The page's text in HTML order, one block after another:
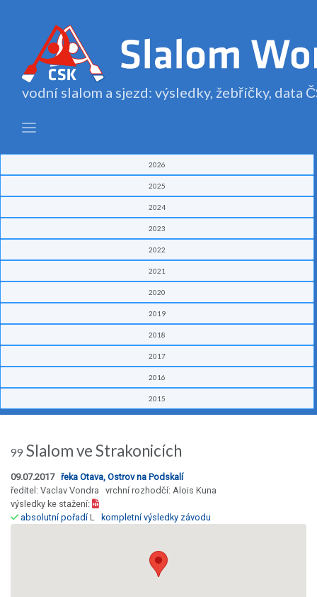
vodní slalom a sjezd: výsledky, žebříčky, data
2026
2025
2024
2023
2022
2021
2020
2019
2018
2017
2016
2015
99 Slalom ve Strakonicích
09.07.2017 řeka Otava, Ostrov na Podskalí
ředitel: Vaclav Vondra vrchní rozhodčí: Alois Kuna
výsledky ke stažení:
absolutní pořadíL kompletní výsledky závodu